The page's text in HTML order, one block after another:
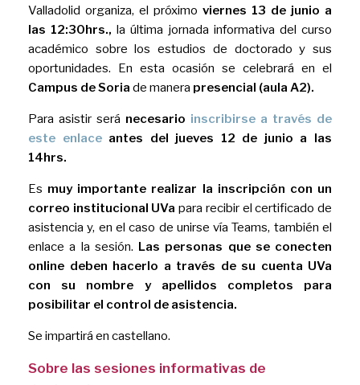
Valladolid organiza, el próximo viernes 13 de junio a
las 12:30hrs., la última jornada informativa del curso
académico sobre los estudios de doctorado y sus
oportunidades. En esta ocasión se celebrará en el
Campus de Soria de manera presencial (aula A2).
Para asistir será necesario inscribirse a través de
este enlaceantes del jueves 12 de junio a las
14hrs.
Es muy importante realizar la inscripción con un
correo institucional UVa para recibir el certificado de
asistencia y, en el caso de unirse vía Teams, también el
enlace a la sesión. Las personas que se conecten
online deben hacerlo a través de su cuenta UVa
con su nombre y apellidos completos para
posibilitar el control de asistencia.
Se impartirá en castellano.
Sobre las sesiones informativas de